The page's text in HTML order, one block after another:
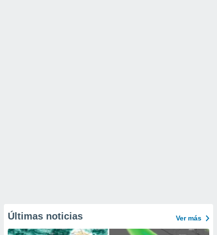
Últimas noticias Ver más